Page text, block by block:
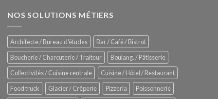
de
Zitrux
–
Hygiène
totale
automatisée
NOS SOLUTIONS MÉTIERS
Architecte / Bureau d'études
Bar / Café / Bistrot
Boucherie / Charcuterie / Traiteur
Boulang. / Pâtisserie
Collectivités / Cuisine centrale
Cuisine / Hôtel / Restaurant
Food truck
Glacier / Crêperie Pizzeria
Poissonnerie